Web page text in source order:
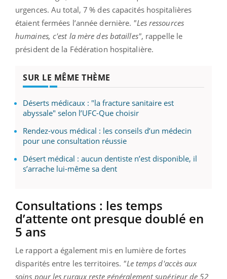
urgences. Au total, 7 % des capacités hospitalières
étaient fermées l’année dernière. "Les ressources
humaines, c'est la mère des batailles", rappelle le
président de la Fédération hospitalière.
SUR LE MÊME THÈME
Déserts médicaux : "la fracture sanitaire est
abyssale" selon l’UFC-Que choisir
Rendez-vous médical : les conseils d’un médecin
pour une consultation réussie
Désert médical : aucun dentiste n’est disponible, il
s’arrache lui-même sa dent
Consultations : les temps
d’attente ont presque doublé en
5 ans
Le rapport a également mis en lumière de fortes
disparités entre les territoires. "Le temps d'accès aux
soins pour les ruraux reste généralement supérieur de 52